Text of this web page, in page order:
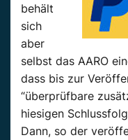
behält
sich
aber
selbst das AARO
dass bis zur
“überprüfbare
hiesigen
Dann, so der